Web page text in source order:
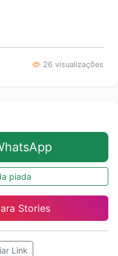
26 visualizações
piada
Stories
Link